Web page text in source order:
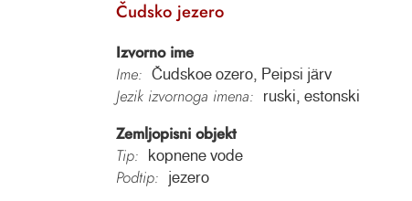
Čudsko jezero
Izvorno ime
Ime:
Čudskoe ozero, Peipsi järv
Jezik izvornoga imena: ruski, estonski
Zemljopisni objekt
Tip:
kopnene vode
Podtip: jezero